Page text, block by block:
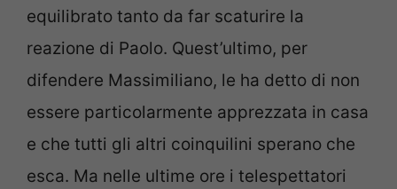
equilibrato tanto da far scaturire la
reazione di Paolo. Quest’ultimo, per
difendere Massimiliano, le ha detto di non
essere particolarmente apprezzata in casa
e che tutti gli altri coinquilini sperano che
esca. Ma nelle ultime ore i telespettatori